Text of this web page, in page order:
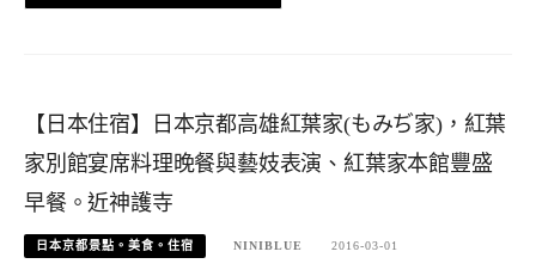
【日本住宿】日本京都高雄紅葉家(もみぢ家)，紅葉
家別館宴席料理晚餐與藝妓表演、紅葉家本館豐盛
早餐。近神護寺
日本京都景點。美食。住宿 NINIBLUE 2016-03-01